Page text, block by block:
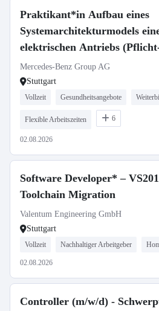
Praktikant*in Aufbau eines
Systemarchitekturmodels
elektrischen Antriebs
Praktikum)
Mercedes-Benz Group AG
Stuttgart
Vollzeit Gesundheitsangebote
Flexible Arbeitszeiten 6
02.08.2026
Software Developer* –
Toolchain Migration
Valentum Engineering GmbH
Stuttgart
Vollzeit Nachhaltiger Arbeitgeber
02.08.2026
Controller (m/w/d) -